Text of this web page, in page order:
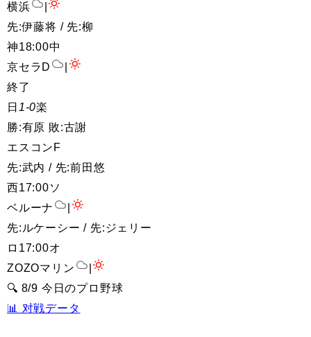
横浜
先:伊藤将 / 先:柳
神18:00中
京セラD
終了
日 1-0楽
勝:有原 敗:古謝
エスコンF
先:武内 / 先:前田悠
西17:00ソ
ベルーナ
先:ルケーシー / 先:ジェリー
ロ 17:00オ
ZOZOマリン
🔍 8/9 今日のプロ野球
📊 对戦データ